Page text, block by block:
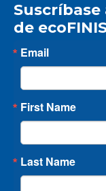
de
Email
First Name
Last Name